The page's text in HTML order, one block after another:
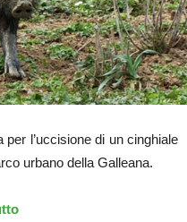
l’uccisione di un cinghiale
urbano della Galleana.